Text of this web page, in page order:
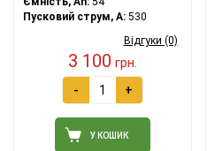
Пусковий струм, A: 530
Відгуки (0)
3 100 грн.
- +
У КОШИК